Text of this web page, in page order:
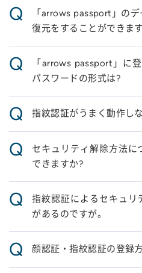
Q
「arrows passport」の
復元をすることができま
Q
「arrows passport」に
パスワードの形式は?
Q 指紋認証がうまく動作しな
Q
セキュリティ解除方法に
できますか?
Q
指紋認証によるセキュリ
があるのですが。
Q 顔認証・指紋認証の登録